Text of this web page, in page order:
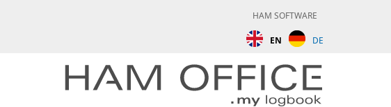
HAM SOFTWARE
EN DE